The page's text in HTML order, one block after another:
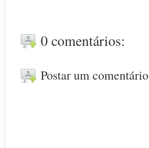
0 comentários:
Postar um comentário